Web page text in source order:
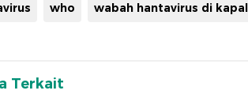
who wabah hantavirus di
Terkait